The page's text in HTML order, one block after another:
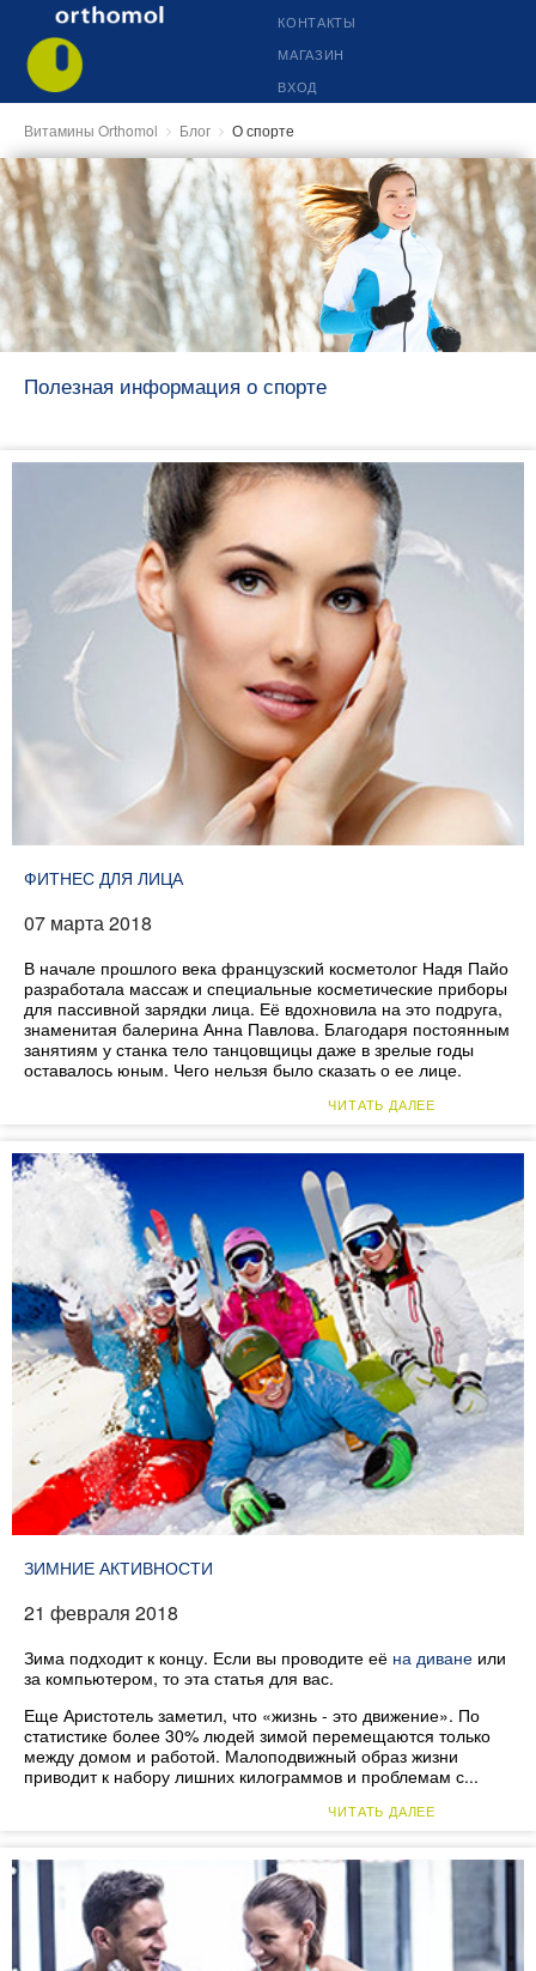
КОНТАКТЫ
МАГАЗИН
ВХОД
Витамины Orthomol Блог О спорте
Полезная информация о спорте
ФИТНЕС ДЛЯ ЛИЦА
07 марта 2018
В начале прошлого века французский косметолог Надя Пайо
разработала массаж и специальные косметические приборы
для пассивной зарядки лица. Её вдохновила на это подруга,
знаменитая балерина Анна Павлова. Благодаря постоянным
занятиям у станка тело танцовщицы даже в зрелые годы
оставалось юным. Чего нельзя было сказать о ее лице.
ЧИТАТЬ ДАЛЕЕ
ЗИМНИЕ АКТИВНОСТИ
21 февраля 2018
Зима подходит к концу. Если вы проводите её на диване или
за компьютером, то эта статья для вас.
Еще Аристотель заметил, что «жизнь - это движение». По
статистике более 30% людей зимой перемещаются только
между домом и работой. Малоподвижный образ жизни
приводит к набору лишних килограммов и проблемам с...
ЧИТАТЬ ДАЛЕЕ